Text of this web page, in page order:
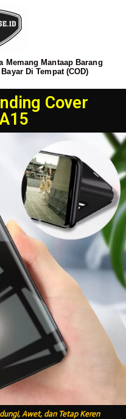
Memang Mantaap Barang
Di Tempat (COD)
Cover
Awet, dan Tetap Keren